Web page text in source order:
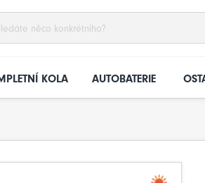
KOLA AUTOBATERIE